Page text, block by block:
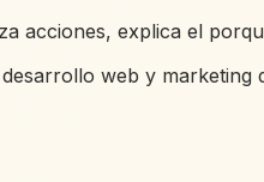
acciones, explica el
web y marketing